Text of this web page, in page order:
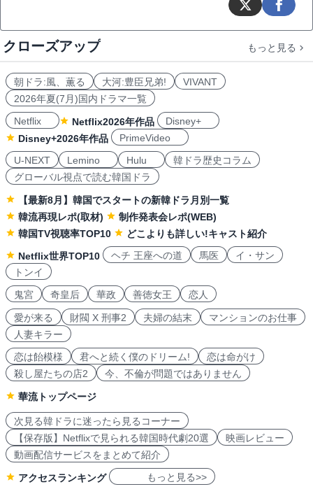
クローズアップ もっと見る
朝ドラ:風、薫る 大河:豊臣兄弟!
VIVANT
2026年夏(7月)国内ドラマ一覧
Netflix
Netflix2026年作品
Disney+
Disney+2026年作品
PrimeVideo
U-NEXT
Lemino Hulu
韓ドラ歴史コラム
グローバル視点で読む韓国ドラ
【最新8月】韓国でスタートの新韓ドラ月別一覧
韓流再現レポ(取材)
制作発表会レポ(WEB)
韓国TV視聴率TOP10
どこよりも詳しい!キャスト紹介
Netflix世界TOP10
ヘチ 王座への道 馬医
イ・サン
トンイ
鬼宮
奇皇后 華政 善徳女王 恋人
愛が来る 財閥 X 刑事2 夫婦の結末
マンションのお仕事
人妻キラー
恋は飴模様
君へと続く僕のドリーム!
恋は命がけ
殺し屋たちの店2
今、不倫が問題ではありません
華流トップページ
次見る韓ドラに迷ったら見るコーナー
【保存版】Netflixで見られる韓国時代劇20選
映画レビュー
動画配信サービスをまとめて紹介
アクセスランキング もっと見る>>